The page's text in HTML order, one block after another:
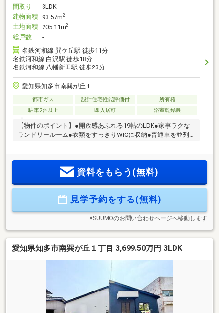
間取り
3LDK
建物面積 93.57m2
土地面積 205.11m2
総戸数
-
名鉄河和線 巽ケ丘駅 徒歩11分
名鉄河和線 白沢駅 徒歩18分
名鉄河和線 八幡新田駅 徒歩23分
愛知県知多市南巽が丘１
都市ガス 設計住宅性能評価付
所有権
駐車2台以上
即入居可 浴室乾燥機
【物件のポイント】●開放感あふれる19帖のLDK●家事ラクな
ランドリールーム●衣類をすっきりWICに収納●普通車を並列
ント】●駅まで徒歩10分で通勤も快適●スーパーまで徒歩7分の
便利さ●閑静で緑豊かな落ち着いた街＊駅やスーパー、コンビ
資料をもらう(無料)
見学予約をする(無料)
※SUUMOのお問い合わせページへ移動します
愛知県知多市南巽が丘１丁目 3,699.50万円 3LDK